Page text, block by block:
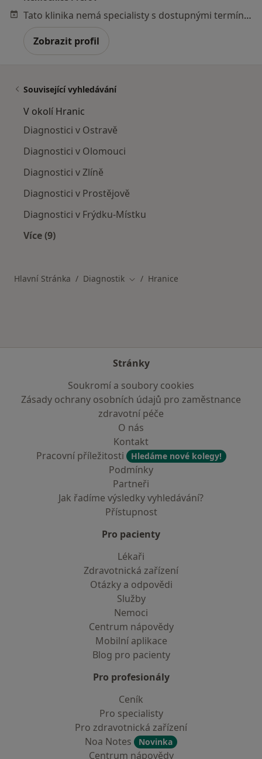
Tato klinika nemá specialisty s dostupnými termíny v online kalendáři
Zobrazit profil
Související vyhledávání
V okolí Hranic
Diagnostici v Ostravě
Diagnostici v Olomouci
Diagnostici v Zlíně
Diagnostici v Prostějově
Diagnostici v Frýdku-Místku
Více (9)
Hlavní Stránka Diagnostik Změna města
Hranice
Stránky
Soukromí a soubory cookies
Zásady ochrany osobních údajů pro zaměstnance
zdravotní péče
O nás
Kontakt
Pracovní příležitosti
Hledáme nové kolegy!
Podmínky
Partneři
Jak řadíme výsledky vyhledávání?
Přístupnost
Pro pacienty
Lékaři
Zdravotnická zařízení
Otázky a odpovědi
Služby
Nemoci
Centrum nápovědy
Mobilní aplikace
Blog pro pacienty
Pro profesionály
Ceník
Pro specialisty
Pro zdravotnická zařízení
Noa Notes
Novinka
Centrum nápovědy